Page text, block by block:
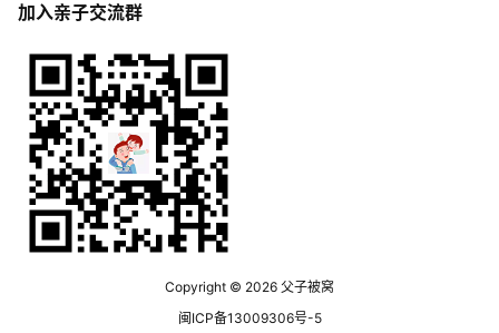
加入亲子交流群
Copyright © 2026 父子被窝
闽ICP备13009306号-5